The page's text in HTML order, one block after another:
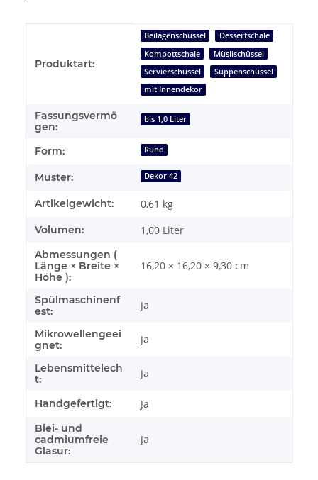
Produktart:
Beilagenschüssel
Dessertschale
Kompottschale
Müslischüssel
Servierschüssel
Suppenschüssel
mit Innendekor
Fassungsvermö
gen:
bis 1,0 Liter
Form: Rund
Muster: Dekor 42
Artikelgewicht: 0,61 kg
Volumen: 1,00 Liter
Abmessungen (
Länge × Breite ×
Höhe ):
16,20 × 16,20 × 9,30 cm
Spülmaschinenf
est:
Ja
Mikrowellengeei
gnet:
Ja
Lebensmittelech
t:
Ja
Handgefertigt: Ja
Blei- und
cadmiumfreie
Glasur:
Ja